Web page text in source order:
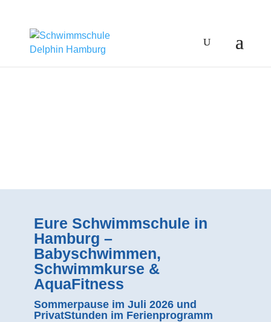
Eure Schwimmschule in
Hamburg –
Babyschwimmen,
Schwimmkurse &
AquaFitness
Sommerpause im Juli 2026 und
PrivatStunden im Ferienprogramm